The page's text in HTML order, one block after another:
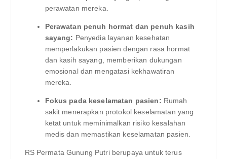
perawatan mereka.
Perawatan penuh hormat dan penuh kasih
sayang: Penyedia layanan kesehatan
memperlakukan pasien dengan rasa hormat
dan kasih sayang, memberikan dukungan
emosional dan mengatasi kekhawatiran
mereka.
Fokus pada keselamatan pasien: Rumah
sakit menerapkan protokol keselamatan yang
ketat untuk meminimalkan risiko kesalahan
medis dan memastikan keselamatan pasien.
RS Permata Gunung Putri berupaya untuk terus